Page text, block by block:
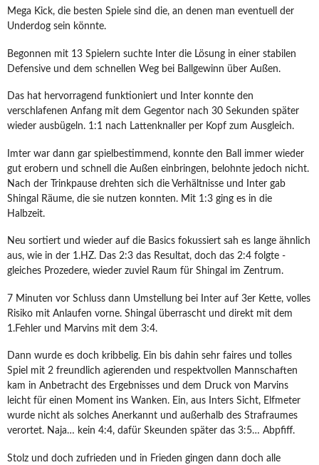
Mega Kick, die besten Spiele sind die, an denen man eventuell der
Underdog sein könnte.
Begonnen mit 13 Spielern suchte Inter die Lösung in einer stabilen
Defensive und dem schnellen Weg bei Ballgewinn über Außen.
Das hat hervorragend funktioniert und Inter konnte den
verschlafenen Anfang mit dem Gegentor nach 30 Sekunden später
wieder ausbügeln. 1:1 nach Lattenknaller per Kopf zum Ausgleich.
Imter war dann gar spielbestimmend, konnte den Ball immer wieder
gut erobern und schnell die Außen einbringen, belohnte jedoch nicht.
Nach der Trinkpause drehten sich die Verhältnisse und Inter gab
Shingal Räume, die sie nutzen konnten. Mit 1:3 ging es in die
Halbzeit.
Neu sortiert und wieder auf die Basics fokussiert sah es lange ähnlich
aus, wie in der 1.HZ. Das 2:3 das Resultat, doch das 2:4 folgte -
gleiches Prozedere, wieder zuviel Raum für Shingal im Zentrum.
7 Minuten vor Schluss dann Umstellung bei Inter auf 3er Kette, volles
Risiko mit Anlaufen vorne. Shingal überrascht und direkt mit dem
1.Fehler und Marvins mit dem 3:4.
Dann wurde es doch kribbelig. Ein bis dahin sehr faires und tolles
Spiel mit 2 freundlich agierenden und respektvollen Mannschaften
kam in Anbetracht des Ergebnisses und dem Druck von Marvins
leicht für einen Moment ins Wanken. Ein, aus Inters Sicht, Elfmeter
wurde nicht als solches Anerkannt und außerhalb des Strafraumes
verortet. Naja… kein 4:4, dafür Skeunden später das 3:5… Abpfiff.
Stolz und doch zufrieden und in Frieden gingen dann doch alle